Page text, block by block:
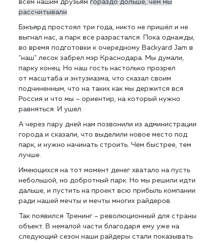
всем нашим друзьям гораздо дольше, чем мы
рассчитывали.
Бэкъярд простоял три года, никто не пришёл и не
выгнал нас, а парк все разрастался. Пока однажды,
во время подготовки к очередному Backyard Jam в
"наш" лесок забрел мэр Краснодара. Мы думали,
парку конец. Но наш гость настолько прозрел
от масштаба и энтузиазма, что сказал своим
подчиненным, что на таких как мы держится вся
Россия и что мы – ориентир, на который нужно
равняться. И ушел.
А через пару дней нам позвонили из администрации
города и сказали, что выделили новое место под
парк, и нужно начинать строить. Чем быстрее, тем
лучше.
Имеющихся на тот момент денег хватало на пусть
небольшой, но добротный парк. Но мы решили идти
дальше, и пустить на проект всю прибыль компании
ради нашей мечты и мечты многих райдеров.
Так появился Тренинг – революционный для страны
объект. В немалой части благодаря ему уже на
следующий сезон наши райдеры стали показывать